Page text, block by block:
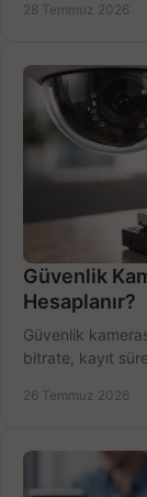
28 Temmuz 2026
Güvenlik
Hesaplanır?
Güvenlik
bitrate, kayıt
26 Temmuz 2026